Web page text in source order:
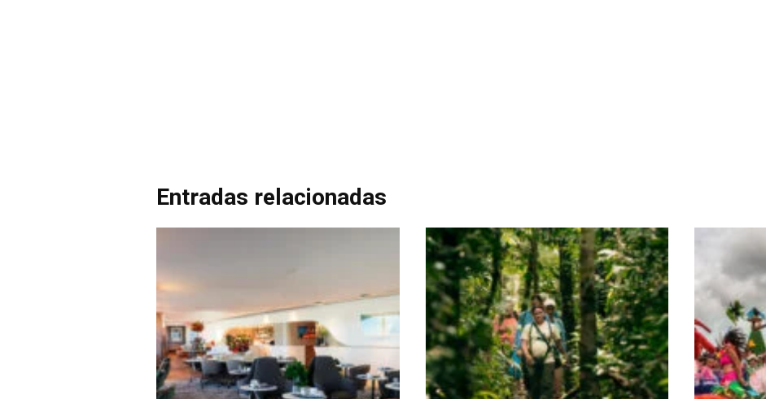
Entradas relacionadas